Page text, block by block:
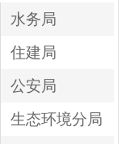
水务局
住建局
公安局
生态环境分局